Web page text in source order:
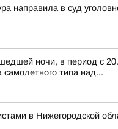
направила в суд
ночи, в период с
типа над...
в Нижегородской